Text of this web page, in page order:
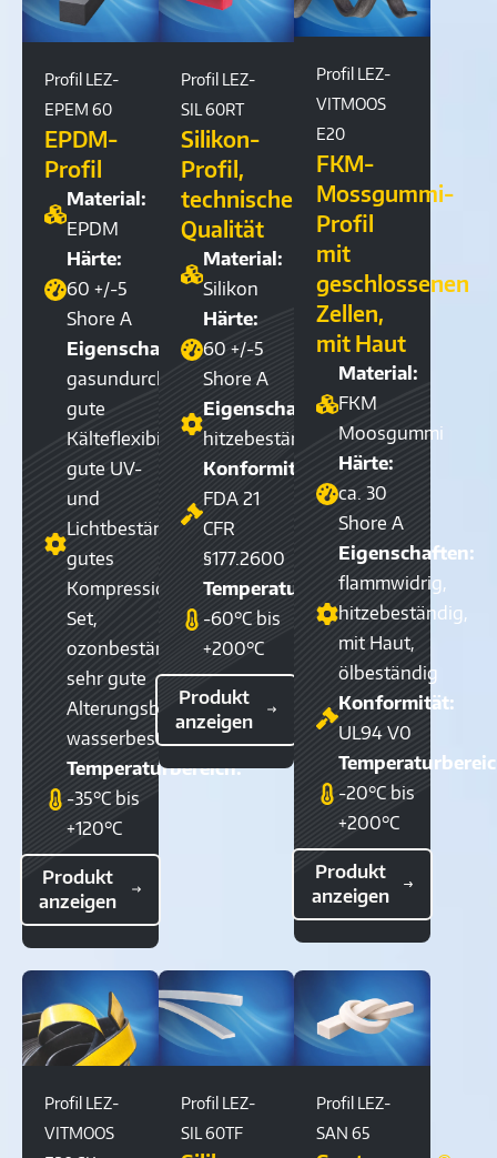
Profil LEZ-
EPEM 60
EPDM-
Profil
Material:
EPDM
Härte:
60 +/-5
Shore A
Eigenschaften:
gasundurchlässig,
gute
Kälteflexibilität,
gute UV-
und
Lichtbeständigkeit,
gutes
Kompression-
Set,
ozonbeständig,
sehr gute
Alterungsbeständigkeit,
wasserbeständig
Temperaturbereich:
-35°C bis
+120°C
Produkt
anzeigen
Profil LEZ-
SIL 60RT
Silikon-
Profil,
technische
Qualität
Material:
Silikon
Härte:
60 +/-5
Shore A
Eigenschaften:
hitzebeständig
Konformität:
FDA 21
CFR
§177.2600
Temperaturbereich:
-60°C bis
+200°C
Produkt
anzeigen
Profil LEZ-
VITMOOS
E20
FKM-
Mossgummi-
Profil
mit
geschlossenen
Zellen,
mit Haut
Material:
FKM
Moosgummi
Härte:
ca. 30
Shore A
Eigenschaften:
flammwidrig,
hitzebeständig,
mit Haut,
ölbeständig
Konformität:
UL94 V0
-20°C bis
+200°C
Produkt
anzeigen
Profil LEZ-
VITMOOS
Profil LEZ-
SIL 60TF
Profil LEZ-
SAN 65